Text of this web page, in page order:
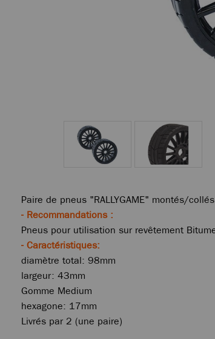
Paire de pneus "RALLYGAME" montés/
- Recommandations :
Pneus pour utilisation sur revêtement
- Caractéristiques:
diamètre total: 98mm
largeur: 43mm
Gomme Medium
hexagone: 17mm
Livrés par 2 (une paire)